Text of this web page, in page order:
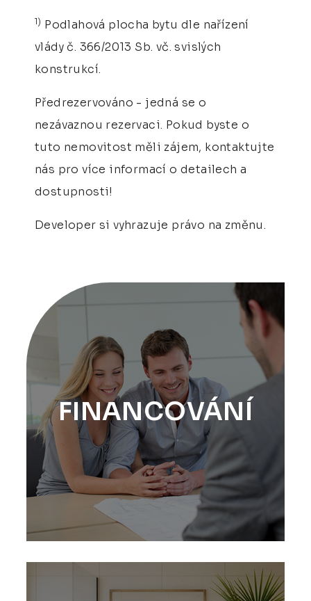
1) Podlahová plocha bytu dle nařízení
vlády č. 366/2013 Sb. vč. svislých
konstrukcí.
Předrezervováno - jedná se o
nezávaznou rezervaci. Pokud byste o
tuto nemovitost měli zájem, kontaktujte
nás pro více informací o detailech a
dostupnosti!
Developer si vyhrazuje právo na změnu.
FINANCOVÁNÍ